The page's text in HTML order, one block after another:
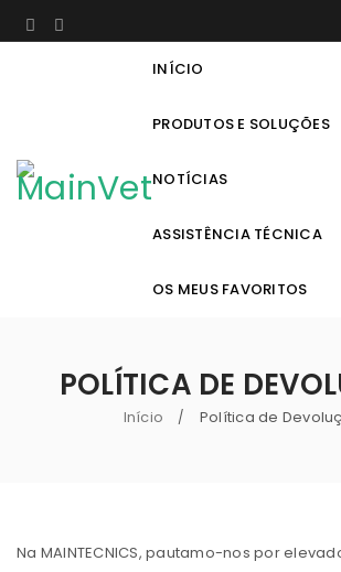
INÍCIO
PRODUTOS E SOLUÇÕES
NOTÍCIAS
ASSISTÊNCIA TÉCNICA
OS MEUS FAVORITOS
POLÍTICA DE
Início / Política de
Na MAINTECNICS, pautamo-nos por